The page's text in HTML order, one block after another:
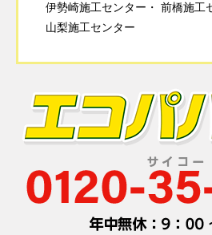
伊勢崎施工センター
前橋施工
山梨施工センター